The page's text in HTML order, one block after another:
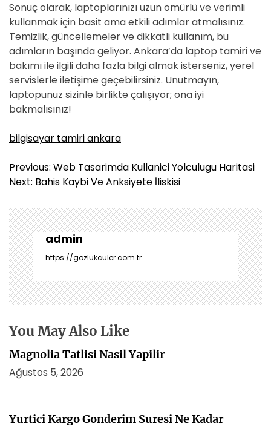
Sonuç olarak, laptoplarınızı uzun ömürlü ve verimli
kullanmak için basit ama etkili adımlar atmalısınız.
Temizlik, güncellemeler ve dikkatli kullanım, bu
adımların başında geliyor. Ankara’da laptop tamiri ve
bakımı ile ilgili daha fazla bilgi almak isterseniz, yerel
servislerle iletişime geçebilirsiniz. Unutmayın,
laptopunuz sizinle birlikte çalışıyor; ona iyi
bakmalısınız!
bilgisayar tamiri ankara
Y
a
ı
g
e
z
i
n
m
s
i
Previous: Web Tasarimda Kullanici Yolculugu Haritasi
Next: Bahis Kaybi Ve Anksiyete İliskisi
admin
https://gozlukculer.com.tr
You May Also Like
Magnolia Tatlisi Nasil Yapilir
Ağustos 5, 2026
Yurtici Kargo Gonderim Suresi Ne Kadar